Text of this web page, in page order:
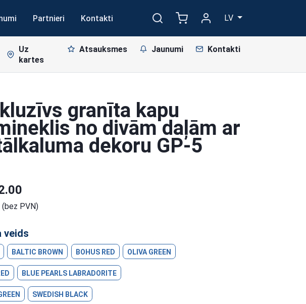
Partnieri Kontakti LV
Uz
kartes
Atsauksmes Jaunumi Kontakti
granīta kapu
no divām daļām ar
dekoru GP-5
PVN)
veids
BALTIC BROWN BOHUS RED OLIVA GREEN
BLUE PEARLS LABRADORITE
SWEDISH BLACK